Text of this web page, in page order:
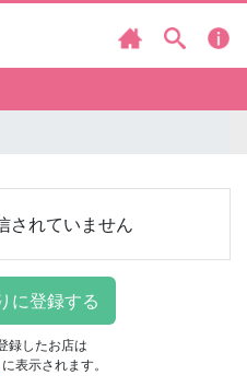
されていません
録したお店は
に表示されます。